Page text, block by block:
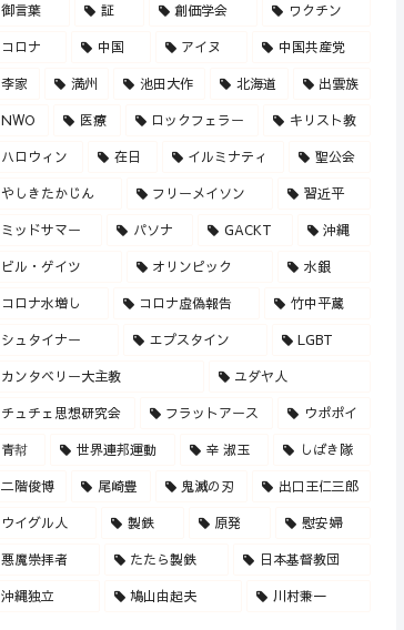
御言葉 証 創価学会 ワクチン
コロナ 中国 アイヌ 中国共産党
李家 満州 池田大作 北海道 出雲族
NWO 医療 ロックフェラー キリスト教
ハロウィン 在日 イルミナティ 聖公会
やしきたかじん フリーメイソン 習近平
ミッドサマー パソナ GACKT 沖縄
ビル・ゲイツ オリンピック 水銀
コロナ水増し コロナ虚偽報告 竹中平蔵
シュタイナー エプスタイン LGBT
カンタベリー大主教 ユダヤ人
チュチェ思想研究会 フラットアース ウポポイ
青幇 世界連邦運動 辛 淑玉 しばき隊
二階俊博 尾崎豊 鬼滅の刃 出口王仁三郎
ウイグル人 製鉄 原発 慰安婦
悪魔崇拝者 たたら製鉄 日本基督教団
沖縄独立 鳩山由起夫 川村兼一